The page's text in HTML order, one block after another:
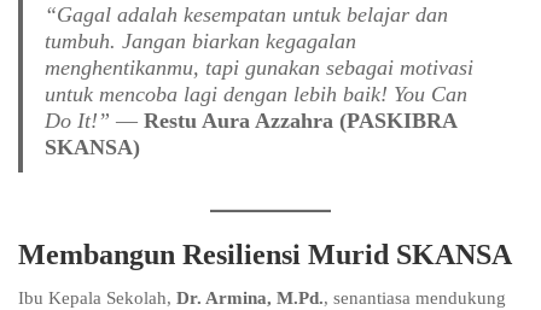
“Gagal adalah kesempatan untuk belajar dan
tumbuh. Jangan biarkan kegagalan
menghentikanmu, tapi gunakan sebagai motivasi
untuk mencoba lagi dengan lebih baik! You Can
Do It!” — Restu Aura Azzahra (PASKIBRA
SKANSA)
Membangun Resiliensi Murid SKANSA
Ibu Kepala Sekolah, Dr. Armina, M.Pd., senantiasa mendukung